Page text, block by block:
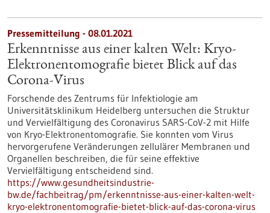
Pressemitteilung - 08.01.2021
Erkenntnisse aus einer kalten Welt: Kryo-
Elektronentomografie bietet Blick auf das
Corona-Virus
Forschende des Zentrums für Infektiologie am
Universitätsklinikum Heidelberg untersuchen die Struktur
und Vervielfältigung des Coronavirus SARS-CoV-2 mit Hilfe
von Kryo-Elektronentomografie. Sie konnten vom Virus
hervorgerufene Veränderungen zellulärer Membranen und
Organellen beschreiben, die für seine effektive
Vervielfältigung entscheidend sind.
https://www.gesundheitsindustrie-
bw.de/fachbeitrag/pm/erkenntnisse-aus-einer-kalten-welt-
kryo-elektronentomografie-bietet-blick-auf-das-corona-virus